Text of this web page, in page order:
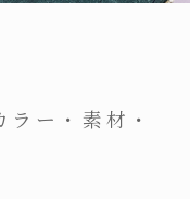
ー・素材・